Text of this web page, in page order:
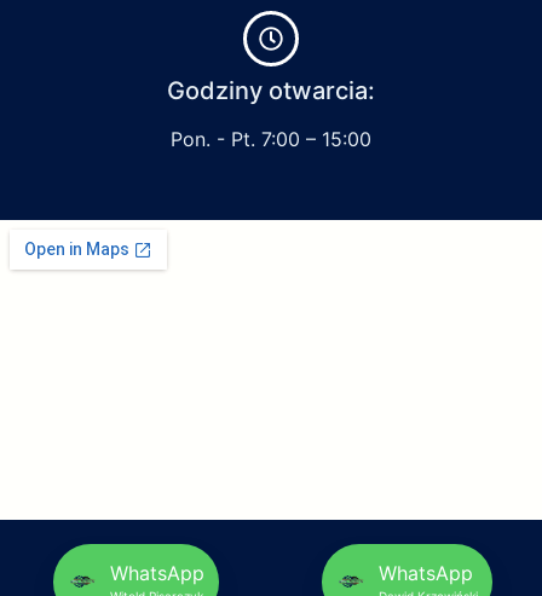
Godziny otwarcia:
Pon. - Pt. 7:00 – 15:00
WhatsApp WhatsApp